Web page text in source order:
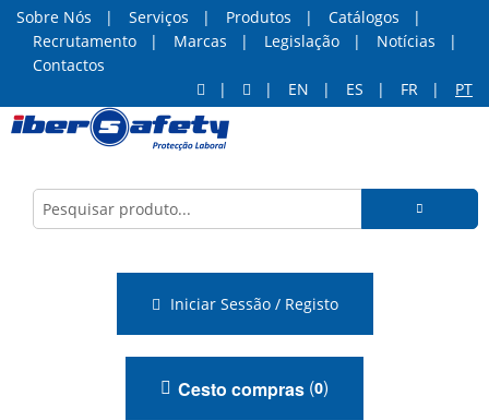
Sobre Nós Serviços Produtos
Catálogos
Recrutamento
Marcas Legislação
Notícias
Contactos
EN
ES FR PT
Iniciar Sessão / Registo
Cesto compras (0)